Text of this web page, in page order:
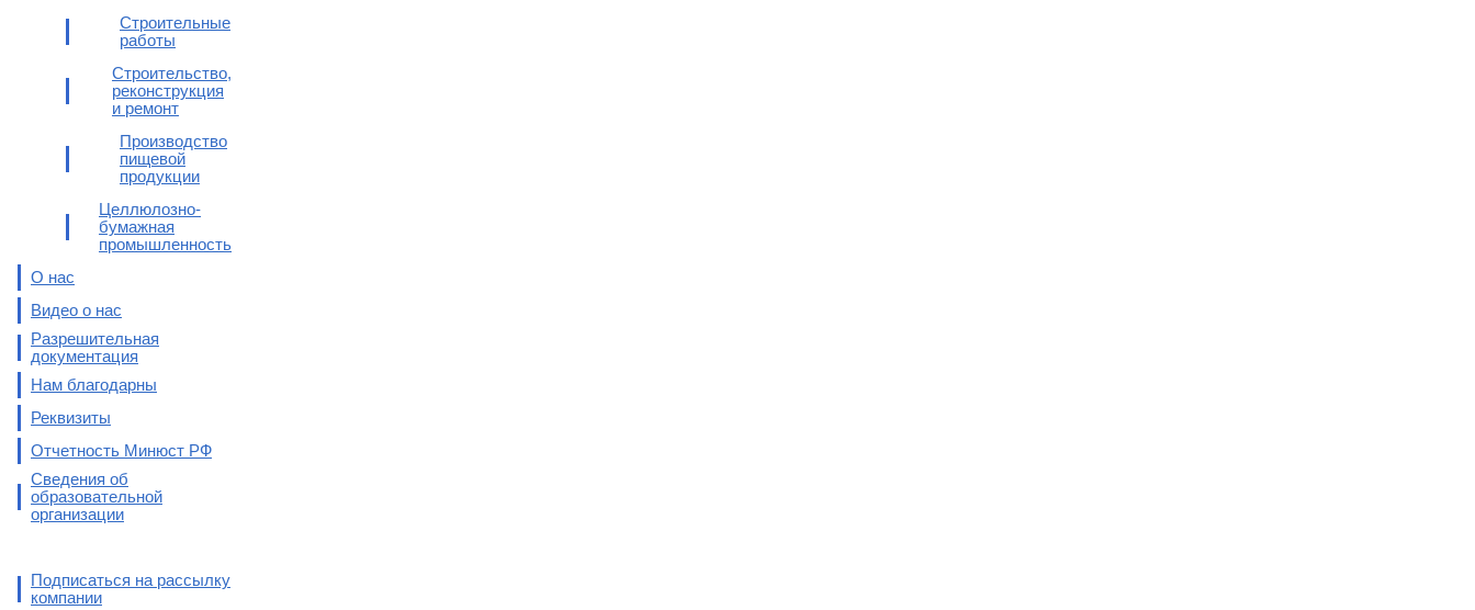
Строительные
работы
Строительство,
реконструкция
и ремонт
Производство
пищевой
продукции
Целлюлозно-
бумажная
промышленность
О нас
Видео о нас
Разрешительная
документация
Нам благодарны
Реквизиты
Отчетность Минюст РФ
Сведения об
образовательной
организации
Подписаться на рассылку
компании